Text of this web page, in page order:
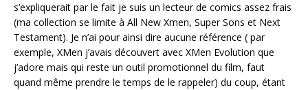
s’expliquerait par le fait je suis un lecteur de comics assez frais
(ma collection se limite à All New Xmen, Super Sons et Next
Testament). Je n’ai pour ainsi dire aucune référence ( par
exemple, XMen j’avais découvert avec XMen Evolution que
j’adore mais qui reste un outil promotionnel du film, faut
quand même prendre le temps de le rappeler) du coup, étant